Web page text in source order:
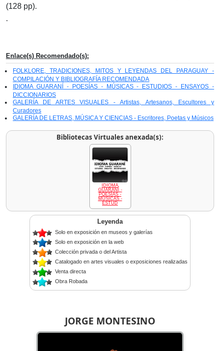
JORGE MONTESINO
(128 pp).
.
Enlace(s) Recomendado(s):
FOLKLORE, TRADICIONES, MITOS Y LEYENDAS DEL PARAGUAY -
COMPILACIÓN Y BIBLIOGRAFÍA RECOMENDADA
IDIOMA GUARANÍ - POESÍAS - MÚSICAS - ESTUDIOS - ENSAYOS -
DICCIONARIOS
GALERÍA DE ARTES VISUALES - Artistas, Artesanos, Escultores y
Curadores
GALERÍA DE LETRAS, MÚSICA Y CIENCIAS - Escritores, Poetas y Músicos
Bibliotecas Virtuales anexada(s):
IDIOMA
GUARANÍ -
POESÍAS -
MÚSICAS -
ESTUD
Leyenda
Solo en exposición en museos y galerías
Solo en exposición en la web
Colección privada o del Artista
Catalogado en artes visuales o exposiciones realizadas
Venta directa
Obra Robada